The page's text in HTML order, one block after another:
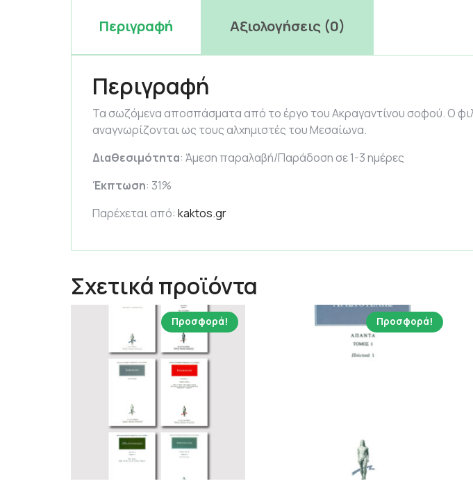
Περιγραφή Αξιολογήσεις (0)
Περιγραφή
Τα σωζόμενα αποσπάσματα από το έργο του Ακραγαντίνου σοφού. Ο
αναγνωρίζονται ως τους αλχημιστές του Μεσαίωνα.
Διαθεσιμότητα: Άμεση παραλαβή/Παράδοση σε 1-3 ημέρες
Έκπτωση: 31%
Παρέχεται από: kaktos.gr
Σχετικά προϊόντα
Προσφορά! Προσφορά!